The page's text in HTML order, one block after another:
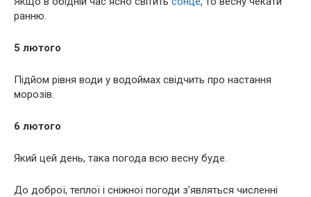
ранню.
5 лютого
Підйом рівня води у водоймах свідчить про настання
морозів.
6 лютого
Який цей день, така погода всю весну буде.
До доброї, теплої і сніжної погоди з’являться численні